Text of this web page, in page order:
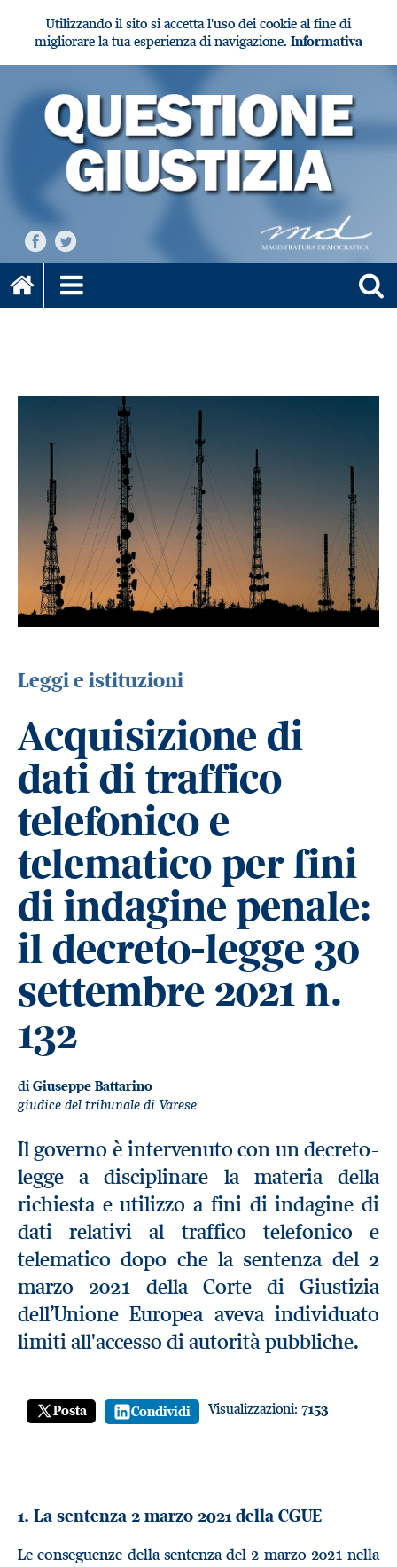
Utilizzando il sito si accetta l'uso dei cookie al fine di
migliorare la tua esperienza di navigazione. Informativa
Leggi e istituzioni
Acquisizione di
dati di traffico
telefonico e
telematico per fini
di indagine penale:
il decreto-legge 30
settembre 2021 n.
132
diGiuseppe Battarino
giudice del tribunale di Varese
Il governo è intervenuto con un decreto-
legge a disciplinare la materia della
richiesta e utilizzo a fini di indagine di
dati relativi al traffico telefonico e
telematico dopo che la sentenza del 2
marzo 2021 della Corte di Giustizia
dell’Unione Europea aveva individuato
limiti all'accesso di autorità pubbliche.
Posta Condividi Visualizzazioni: 7153
1. La sentenza 2 marzo 2021 della CGUE
Le conseguenze della sentenza del 2 marzo 2021 nella